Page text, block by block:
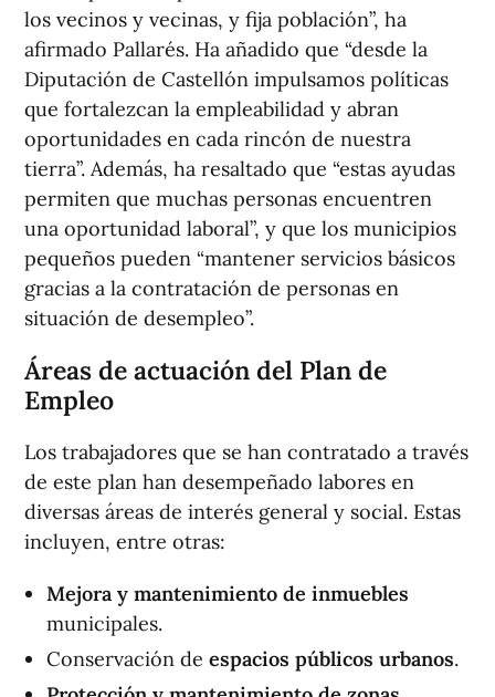
los vecinos y vecinas, y fija población”, ha
afirmado Pallarés. Ha añadido que “desde la
Diputación de Castellón impulsamos políticas
que fortalezcan la empleabilidad y abran
oportunidades en cada rincón de nuestra
tierra”. Además, ha resaltado que “estas ayudas
permiten que muchas personas encuentren
una oportunidad laboral”, y que los municipios
pequeños pueden “mantener servicios básicos
gracias a la contratación de personas en
situación de desempleo”.
Áreas de actuación del Plan de
Empleo
Los trabajadores que se han contratado a través
de este plan han desempeñado labores en
diversas áreas de interés general y social. Estas
incluyen, entre otras:
Mejora y mantenimiento de inmuebles
municipales.
Conservación de espacios públicos urbanos.